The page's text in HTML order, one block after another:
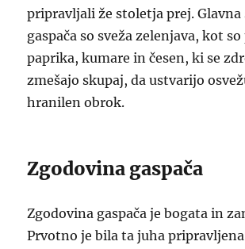
pripravljali že stoletja prej. Glavna
gaspača so sveža zelenjava, kot
paprika, kumare in česen, ki se
zmešajo skupaj, da ustvarijo
hranilen obrok.
Zgodovina gaspača
Zgodovina gaspača je bogata in
Prvotno je bila ta juha